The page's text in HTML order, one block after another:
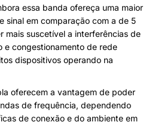
essa banda ofereça uma maior
sinal em comparação com a de 5
mais suscetível a interferências de
e congestionamento de rede
dispositivos operando na
oferecem a vantagem de poder
de frequência, dependendo
de conexão e do ambiente em